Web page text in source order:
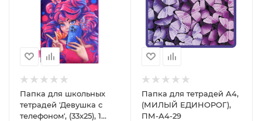
Папка для школьных
тетрадей 'Девушка с
телефоном', (33х25), 1
Папка для тетрадей А4,
(МИЛЫЙ ЕДИНОРОГ),
ПМ-А4-29